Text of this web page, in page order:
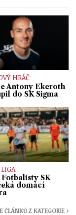
HRÁČ
Antony Ekeroth
do SK Sigma
SK
domácí
ČLÁNKŮ Z KATEGORIE ›